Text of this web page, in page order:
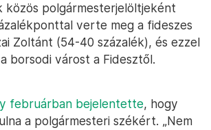
közös polgármesterjelöltjeként
verte meg a fideszes
Zoltánt (54-40 százalék), és ezzel
borsodi várost a Fidesztől.
februárban bejelentette, hogy
a polgármesteri székért. „Nem